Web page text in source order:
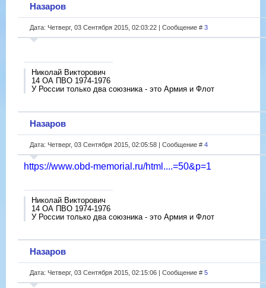
Назаров
Дата: Четверг, 03 Сентября 2015, 02:03:22 | Сообщение # 3
Николай Викторович
14 ОА ПВО 1974-1976
У России только два союзника - это Армия и Флот
Назаров
Дата: Четверг, 03 Сентября 2015, 02:05:58 | Сообщение # 4
https://www.obd-memorial.ru/html....=50&p=1
Николай Викторович
14 ОА ПВО 1974-1976
У России только два союзника - это Армия и Флот
Назаров
Дата: Четверг, 03 Сентября 2015, 02:15:06 | Сообщение # 5